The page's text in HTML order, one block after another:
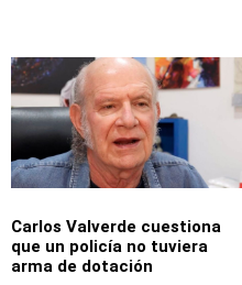
Carlos Valverde cuestiona
que un policía no tuviera
arma de dotación